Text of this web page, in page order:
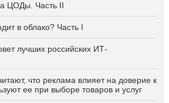
ЦОДы. Часть II
в облако? Часть I
лучших российских ИТ-
что реклама влияет на доверие к
ее при выборе товаров и услуг